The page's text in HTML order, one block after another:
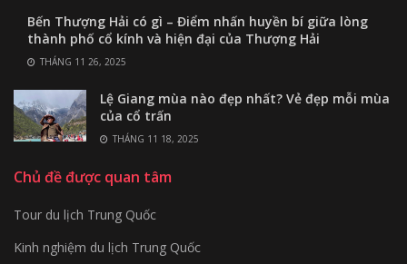
Bến Thượng Hải có gì – Điểm nhấn huyền bí giữa lòng
thành phố cổ kính và hiện đại của Thượng Hải
THÁNG 11 26, 2025
Lệ Giang mùa nào đẹp nhất? Vẻ đẹp mỗi mùa
của cổ trấn
THÁNG 11 18, 2025
Chủ đề được quan tâm
Tour du lịch Trung Quốc
Kinh nghiệm du lịch Trung Quốc